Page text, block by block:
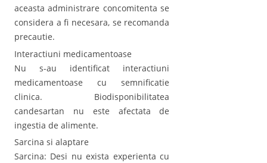
aceasta administrare concomitenta se
considera a fi necesara, se recomanda
precautie.
Interactiuni medicamentoase
Nu s-au identificat interactiuni
medicamentoase cu semnificatie
clinica. Biodisponibilitatea
candesartan nu este afectata de
ingestia de alimente.
Sarcina si alaptare
Sarcina: Desi nu exista experienta cu